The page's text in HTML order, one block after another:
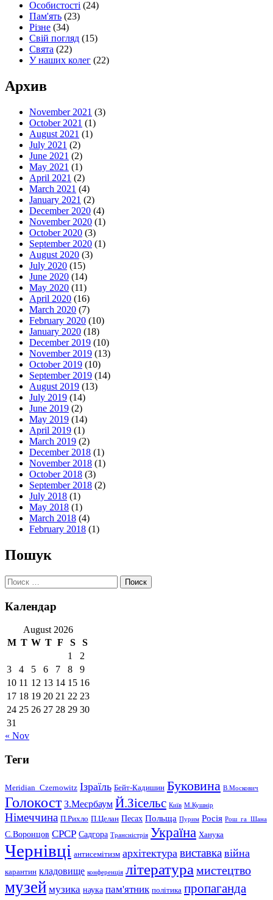
Особистості (24)
Пам'ять (23)
Різне (34)
Свій погляд (15)
Свята (22)
У наших колег (22)
Архив
November 2021 (3)
October 2021 (1)
August 2021 (1)
July 2021 (2)
June 2021 (2)
May 2021 (1)
April 2021 (2)
March 2021 (4)
January 2021 (2)
December 2020 (4)
November 2020 (1)
October 2020 (3)
September 2020 (1)
August 2020 (3)
July 2020 (15)
June 2020 (14)
May 2020 (11)
April 2020 (16)
March 2020 (7)
February 2020 (10)
January 2020 (18)
December 2019 (10)
November 2019 (13)
October 2019 (10)
September 2019 (14)
August 2019 (13)
July 2019 (14)
June 2019 (2)
May 2019 (14)
April 2019 (1)
March 2019 (2)
December 2018 (1)
November 2018 (1)
October 2018 (3)
September 2018 (2)
July 2018 (1)
May 2018 (1)
March 2018 (4)
February 2018 (1)
Пошук
Поиск:
Календар
August 2026
M T W T F S
S
1
2
3
4 5 6 7 8
9
10 11 12 13 14 15 16
17 18 19 20 21 22 23
24 25 26 27 28 29 30
31
« Nov
Теги
Meridian_Czernowitz Ізраїль Бейт-Кадишин Буковина В.Москович
Голокост З.Меєрбаум Й.Зісельс Київ М.Кушнір
Німеччина П.Рихло П.Целан Песах Польща Пурим Росія Рош_га_Шана
С.Воронцов СРСР Садгора Трансністрія Україна Ханука
Чернівці антисемітизм архітектура виставка війна
карантин кладовище конференція література мистецтво
музей музика наука пам'ятник політика пропаганда